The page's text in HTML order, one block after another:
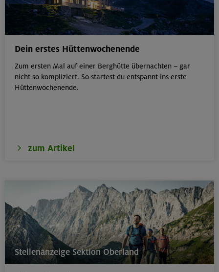
Dein erstes Hüttenwochenende
Zum ersten Mal auf einer Berghütte übernachten – gar
nicht so kompliziert. So startest du entspannt ins erste
Hüttenwochenende.
zum Artikel
Stellenanzeige Sektion Oberland